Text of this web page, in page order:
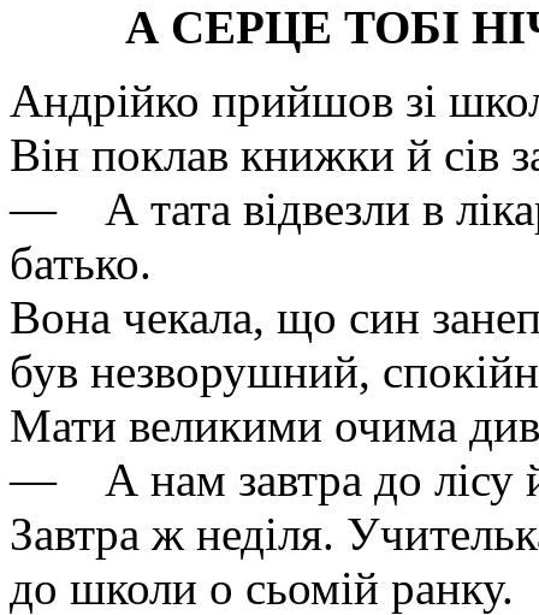
А СЕРЦЕ ТОБІ
Андрійко прийшов зі
Він поклав книжки й сів
— А тата відвезли в
батько.
Вона чекала, що син
був незворушний,
Мати великими очима
— А нам завтра до лісу
Завтра ж неділя.
до школи о сьомій ранку.